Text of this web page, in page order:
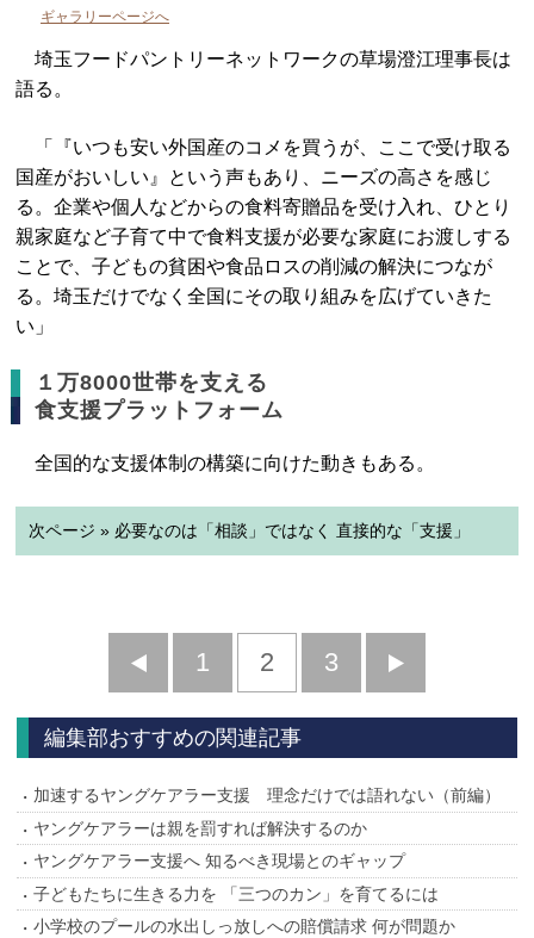
ギャラリーページへ
埼玉フードパントリーネットワークの草場澄江理事長は
語る。
「『いつも安い外国産のコメを買うが、ここで受け取る
国産がおいしい』という声もあり、ニーズの高さを感じ
る。企業や個人などからの食料寄贈品を受け入れ、ひとり
親家庭など子育て中で食料支援が必要な家庭にお渡しする
ことで、子どもの貧困や食品ロスの削減の解決につなが
る。埼玉だけでなく全国にその取り組みを広げていきた
い」
１万8000世帯を支える
食支援プラットフォーム
全国的な支援体制の構築に向けた動きもある。
次ページ » 必要なのは「相談」ではなく 直接的な「支援」
前
へ
1 2 3
へ
編集部おすすめの関連記事
加速するヤングケアラー支援 理念だけでは語れない（前編）
ヤングケアラーは親を罰すれば解決するのか
ヤングケアラー支援へ 知るべき現場とのギャップ
子どもたちに生きる力を 「三つのカン」を育てるには
小学校のプールの水出しっ放しへの賠償請求 何が問題か